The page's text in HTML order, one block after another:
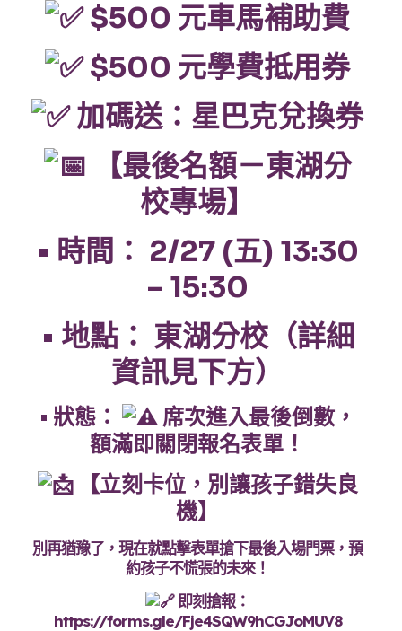
$500 元車馬補助費
$500 元學費抵用券
加碼送：星巴克兌換券
【最後名額－東湖分
校專場】
• 時間： 2/27 (五) 13:30
– 15:30
• 地點： 東湖分校（詳細
資訊見下方）
• 狀態：
席次進入最後倒數，
額滿即關閉報名表單！
【立刻卡位，別讓孩子錯失良
機】
別再猶豫了，現在就點擊表單搶下最後入場門票，預
約孩子不慌張的未來！
即刻搶報：
https://forms.gle/Fje4SQW9hCGJoMUV8